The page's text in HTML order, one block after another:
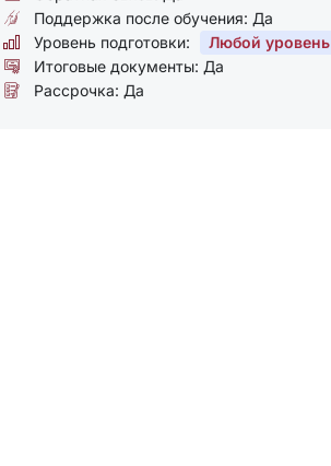
Поддержка после обучения: Да
Уровень подготовки:
Любой уровень
Итоговые документы: Да
Рассрочка: Да